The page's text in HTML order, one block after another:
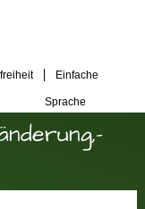
Einfache
Sprache